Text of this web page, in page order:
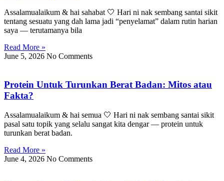
Assalamualaikum & hai sahabat 🤍 Hari ni nak sembang santai sikit
tentang sesuatu yang dah lama jadi “penyelamat” dalam rutin harian
saya — terutamanya bila
Read More »
June 5, 2026 No Comments
Protein Untuk Turunkan Berat Badan: Mitos atau
Fakta?
Assalamualaikum & hai semua 🤍 Hari ni nak sembang santai sikit
pasal satu topik yang selalu sangat kita dengar — protein untuk
turunkan berat badan.
Read More »
June 4, 2026 No Comments